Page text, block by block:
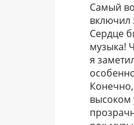
Самый
включил
Сердце
музыка!
я
высоком